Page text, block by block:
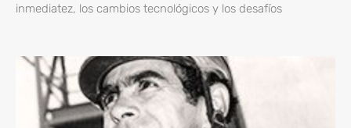
inmediatez, los cambios tecnológicos y los desafíos